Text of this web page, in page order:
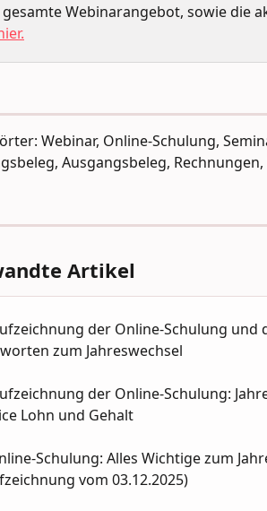
gesamte Webinarangebot, sowie die
Webinar, Online-Schulung,
Ausgangsbeleg,
Artikel
der Online-Schulung
zum Jahreswechsel
der Online-Schulung:
Lohn und Gehalt
Schulung: Alles Wichtige zum
vom 03.12.2025)